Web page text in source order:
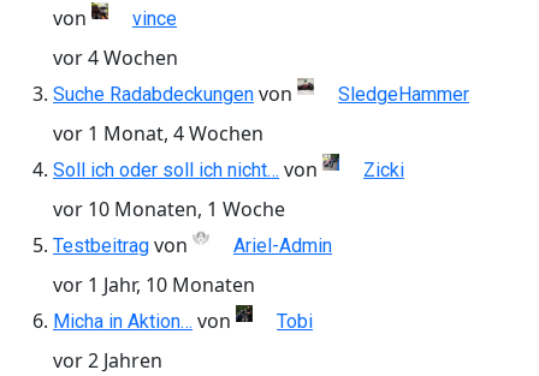
von vince
vor 4 Wochen
Suche Radabdeckungen von SledgeHammer
vor 1 Monat, 4 Wochen
Soll ich oder soll ich nicht… von Zicki
vor 10 Monaten, 1 Woche
Testbeitrag von Ariel-Admin
vor 1 Jahr, 10 Monaten
Micha in Aktion… von Tobi
vor 2 Jahren